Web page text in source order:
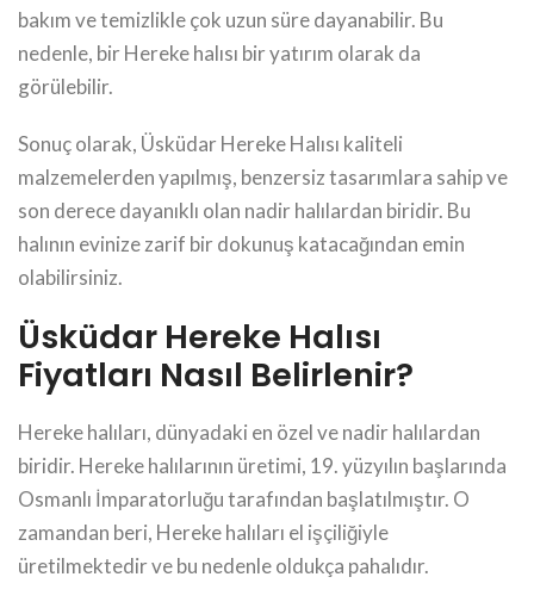
bakım ve temizlikle çok uzun süre dayanabilir. Bu
nedenle, bir Hereke halısı bir yatırım olarak da
görülebilir.
Sonuç olarak, Üsküdar Hereke Halısı kaliteli
malzemelerden yapılmış, benzersiz tasarımlara sahip ve
son derece dayanıklı olan nadir halılardan biridir. Bu
halının evinize zarif bir dokunuş katacağından emin
olabilirsiniz.
Üsküdar Hereke Halısı
Fiyatları Nasıl Belirlenir?
Hereke halıları, dünyadaki en özel ve nadir halılardan
biridir. Hereke halılarının üretimi, 19. yüzyılın başlarında
Osmanlı İmparatorluğu tarafından başlatılmıştır. O
zamandan beri, Hereke halıları el işçiliğiyle
üretilmektedir ve bu nedenle oldukça pahalıdır.